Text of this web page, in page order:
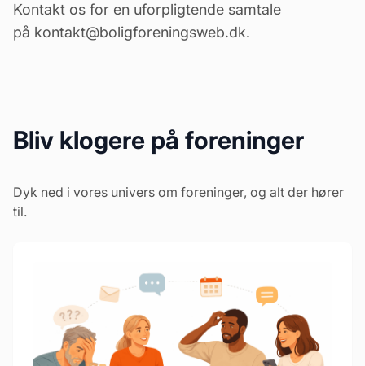
Kontakt os for en uforpligtende samtale
på kontakt@boligforeningsweb.dk.
Bliv klogere på foreninger
Dyk ned i vores univers om foreninger, og alt der hører
til.